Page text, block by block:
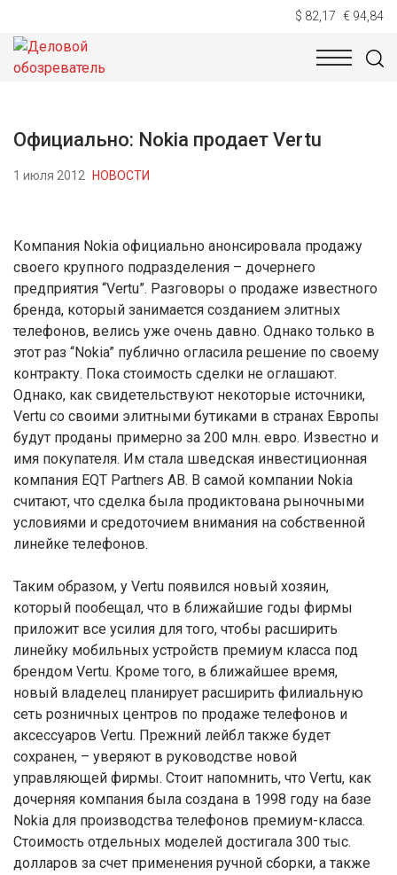
$ 82,17 € 94,84
НОВОСТИ
Официально: Nokia продает Vertu
1 июля 2012 НОВОСТИ
Компания Nokia официально анонсировала продажу
своего крупного подразделения – дочернего
предприятия “Vertu”. Разговоры о продаже известного
бренда, который занимается созданием элитных
телефонов, велись уже очень давно. Однако только в
этот раз “Nokia” публично огласила решение по своему
контракту. Пока стоимость сделки не оглашают.
Однако, как свидетельствуют некоторые источники,
Vertu со своими элитными бутиками в странах Европы
будут проданы примерно за 200 млн. евро. Известно и
имя покупателя. Им стала шведская инвестиционная
компания EQT Partners AB. В самой компании Nokia
считают, что сделка была продиктована рыночными
условиями и средоточием внимания на собственной
линейке телефонов.
Таким образом, у Vertu появился новый хозяин,
который пообещал, что в ближайшие годы фирмы
приложит все усилия для того, чтобы расширить
линейку мобильных устройств премиум класса под
брендом Vertu. Кроме того, в ближайшее время,
новый владелец планирует расширить филиальную
сеть розничных центров по продаже телефонов и
аксессуаров Vertu. Прежний лейбл также будет
сохранен, – уверяют в руководстве новой
управляющей фирмы. Стоит напомнить, что Vertu, как
дочерняя компания была создана в 1998 году на базе
Nokia для производства телефонов премиум-класса.
Стоимость отдельных моделей достигала 300 тыс.
долларов за счет применения ручной сборки, а также